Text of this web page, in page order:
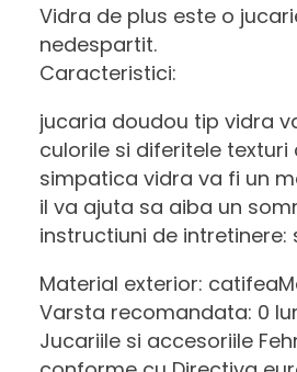
Vidra de plus este o
nedespartit.
Caracteristici:
jucaria doudou tip vidra
culorile si diferitele
simpatica vidra va fi un
il va ajuta sa aiba un
instructiuni de
Material exterior:
Varsta recomandata: 0
Jucariile si accesoriile